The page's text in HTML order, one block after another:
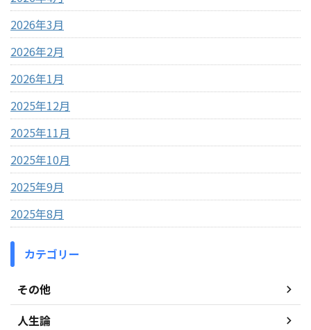
2026年3月
2026年2月
2026年1月
2025年12月
2025年11月
2025年10月
2025年9月
2025年8月
カテゴリー
その他
人生論